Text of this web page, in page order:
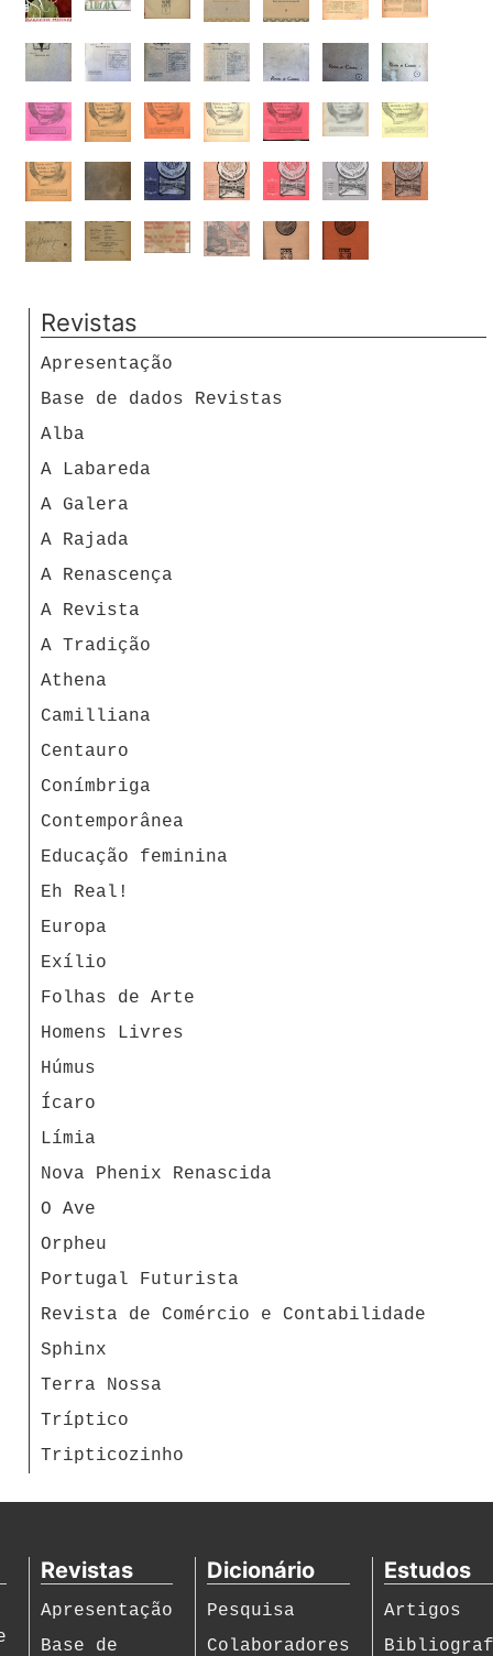
Revistas
Apresentação
Base de dados Revistas
Alba
A Labareda
A Galera
A Rajada
A Renascença
A Revista
A Tradição
Athena
Camilliana
Centauro
Conímbriga
Contemporânea
Educação feminina
Eh Real!
Europa
Exílio
Folhas de Arte
Homens Livres
Húmus
Ícaro
Límia
Nova Phenix Renascida
O Ave
Orpheu
Portugal Futurista
Revista de Comércio e Contabilidade
Sphinx
Terra Nossa
Tríptico
Tripticozinho
Revistas
Apresentação
Base de
Dicionário
Pesquisa
Colaboradores
Estudos
Artigos